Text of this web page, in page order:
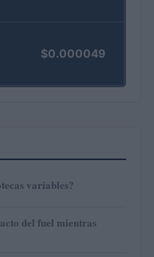
$0.000049
variables?
del fuel mientras